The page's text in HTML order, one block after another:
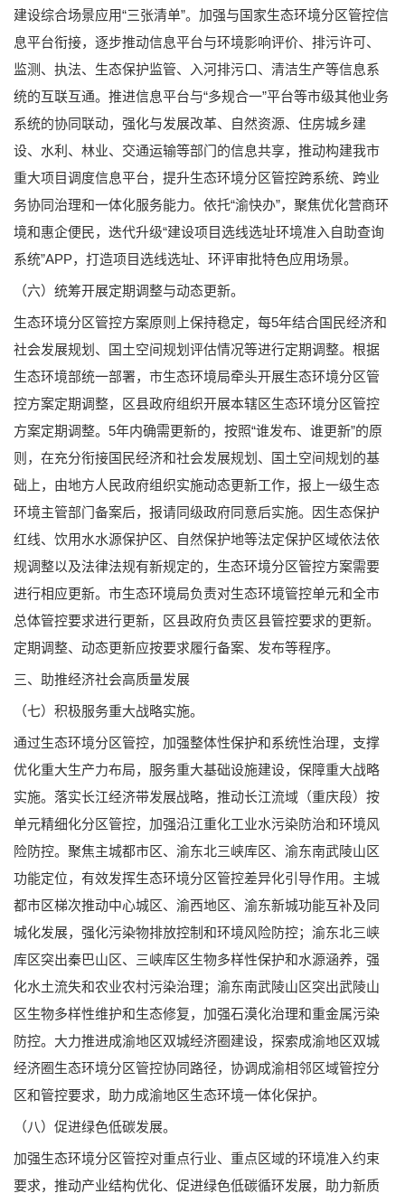
建设综合场景应用“三张清单”。加强与国家生态环境分区管控信
息平台衔接，逐步推动信息平台与环境影响评价、排污许可、
监测、执法、生态保护监管、入河排污口、清洁生产等信息系
统的互联互通。推进信息平台与“多规合一”平台等市级其他业务
系统的协同联动，强化与发展改革、自然资源、住房城乡建
设、水利、林业、交通运输等部门的信息共享，推动构建我市
重大项目调度信息平台，提升生态环境分区管控跨系统、跨业
务协同治理和一体化服务能力。依托“渝快办”，聚焦优化营商环
境和惠企便民，迭代升级“建设项目选线选址环境准入自助查询
系统”APP，打造项目选线选址、环评审批特色应用场景。
（六）统筹开展定期调整与动态更新。
生态环境分区管控方案原则上保持稳定，每5年结合国民经济和
社会发展规划、国土空间规划评估情况等进行定期调整。根据
生态环境部统一部署，市生态环境局牵头开展生态环境分区管
控方案定期调整，区县政府组织开展本辖区生态环境分区管控
方案定期调整。5年内确需更新的，按照“谁发布、谁更新”的原
则，在充分衔接国民经济和社会发展规划、国土空间规划的基
础上，由地方人民政府组织实施动态更新工作，报上一级生态
环境主管部门备案后，报请同级政府同意后实施。因生态保护
红线、饮用水水源保护区、自然保护地等法定保护区域依法依
规调整以及法律法规有新规定的，生态环境分区管控方案需要
进行相应更新。市生态环境局负责对生态环境管控单元和全市
总体管控要求进行更新，区县政府负责区县管控要求的更新。
定期调整、动态更新应按要求履行备案、发布等程序。
三、助推经济社会高质量发展
（七）积极服务重大战略实施。
通过生态环境分区管控，加强整体性保护和系统性治理，支撑
优化重大生产力布局，服务重大基础设施建设，保障重大战略
实施。落实长江经济带发展战略，推动长江流域（重庆段）按
单元精细化分区管控，加强沿江重化工业水污染防治和环境风
险防控。聚焦主城都市区、渝东北三峡库区、渝东南武陵山区
功能定位，有效发挥生态环境分区管控差异化引导作用。主城
都市区梯次推动中心城区、渝西地区、渝东新城功能互补及同
城化发展，强化污染物排放控制和环境风险防控；渝东北三峡
库区突出秦巴山区、三峡库区生物多样性保护和水源涵养，强
化水土流失和农业农村污染治理；渝东南武陵山区突出武陵山
区生物多样性维护和生态修复，加强石漠化治理和重金属污染
防控。大力推进成渝地区双城经济圈建设，探索成渝地区双城
经济圈生态环境分区管控协同路径，协调成渝相邻区域管控分
区和管控要求，助力成渝地区生态环境一体化保护。
（八）促进绿色低碳发展。
加强生态环境分区管控对重点行业、重点区域的环境准入约束
要求，推动产业结构优化、促进绿色低碳循环发展，助力新质